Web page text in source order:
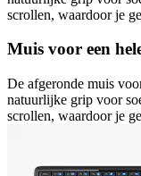
scrollen, waardoor je
Muis voor een
De afgeronde muis
natuurlijke grip voor
scrollen, waardoor je